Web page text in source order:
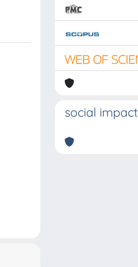
social impact